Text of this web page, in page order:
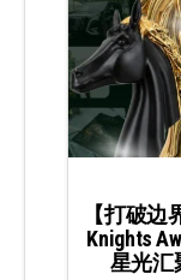
【打破
Knights
星光汇